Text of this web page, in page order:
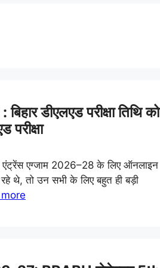
डीएलएड परीक्षा तिथि को
एंट्रेंस एग्जाम 2026–28 के लिए ऑनलाइन
थे, तो उन सभी के लिए बहुत ही बड़ी